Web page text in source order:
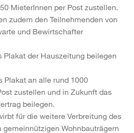
MieterInnen per Post zustellen.
zudem den Teilnehmenden von
und Bewirt­schafter
Plakat der Hauszeitung beilegen
Plakat an alle rund 1000
zustellen und in Zukunft das
beilegen.
für die weitere Verbreitung des
gemein­nützigen Wohnbauträgern